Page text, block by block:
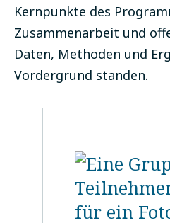
Kernpunkte des
Zusammenarbeit und
Daten, Methoden und
Vordergrund standen.